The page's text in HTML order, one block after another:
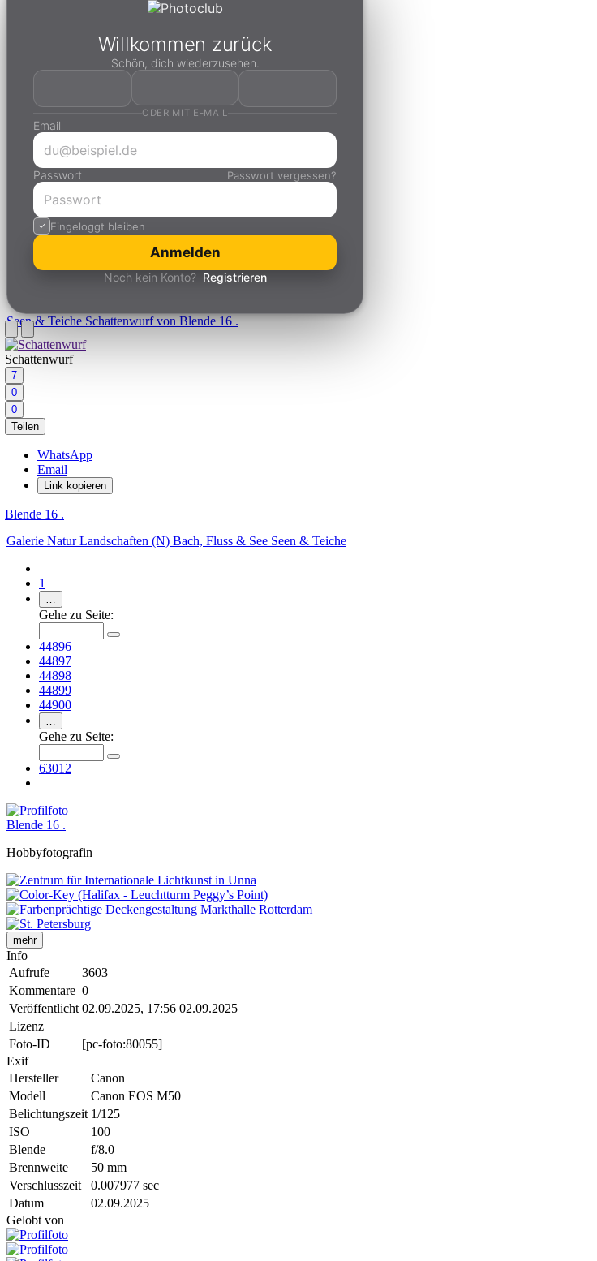
Willkommen zurück
Schön, dich wiederzusehen.
ODER MIT E-MAIL
Email
Passwort Passwort vergessen?
Eingeloggt bleiben
Anmelden
Noch kein Konto? Registrieren
Seen & TeicheSchattenwurf von Blende 16 .
Schattenwurf
7
0
0
Teilen
WhatsApp
Email
Link kopieren
Blende 16 .
Galerie NaturLandschaften (N) Bach, Fluss & See Seen & Teiche
1
…
Gehe zu Seite:
44896
44897
44898
44899
44900
…
Gehe zu Seite:
63012
Blende 16 .
Hobbyfotografin
mehr
Info
Aufrufe
3603
Kommentare 0
Veröffentlicht 02.09.2025, 17:56 02.09.2025
Lizenz
Foto-ID
[pc-foto:80055]
Exif
Hersteller
Canon
Modell
Canon EOS M50
Belichtungszeit 1/125
ISO
100
Blende
f/8.0
Brennweite
50 mm
Verschlusszeit
0.007977 sec
Datum
02.09.2025
Gelobt von